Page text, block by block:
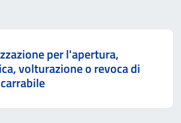
per l'apertura,
volturazione o revoca di